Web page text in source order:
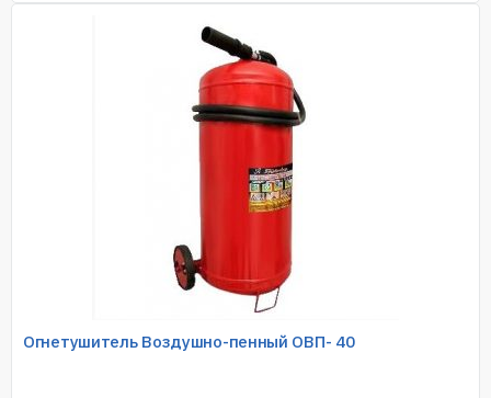
Огнетушитель Воздушно-пенный ОВП- 40